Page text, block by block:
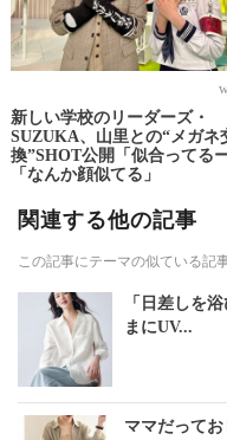
新しい学校のリーダーズ・
SUZUKA、山里との“メガネ
換”SHOT公開「似合ってるー
「なんか顔似てる」
関連する他の記事
この記事にテーマの似ている記
「日差しを
まにUV...
ママだって